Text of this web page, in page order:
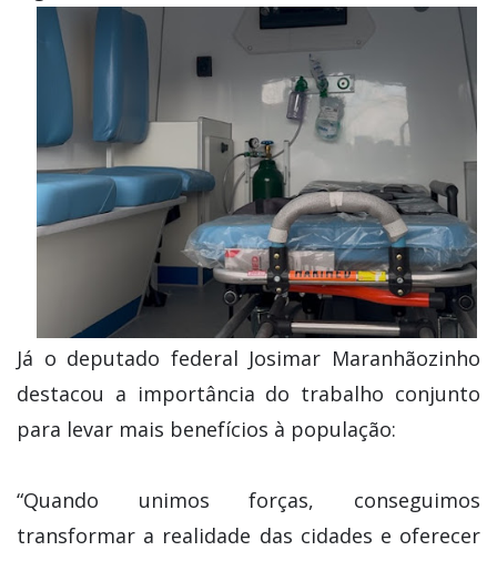
Já o deputado federal Josimar Maranhãozinho
destacou a importância do trabalho conjunto
para levar mais benefícios à população:
“Quando unimos forças, conseguimos
transformar a realidade das cidades e oferecer